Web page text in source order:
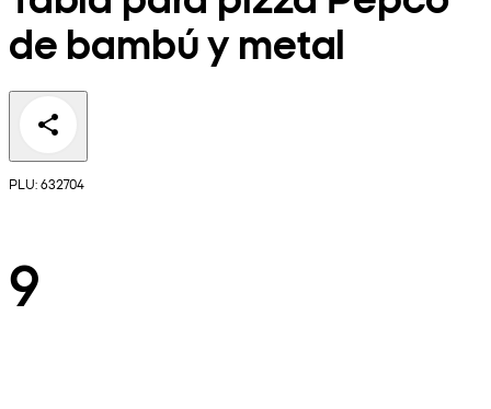
de bambú y metal
PLU: 632704
9